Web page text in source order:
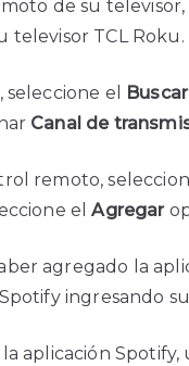
de su televisor,
televisor TCL Roku.
el Buscar
Canal de
remoto,
elAgregar
agregado la
ingresando
aplicación